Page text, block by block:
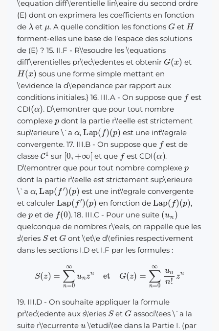
\'equation diff\'erentielle lin\'eaire du second ordre
(E) dont on exprimera les coefficients en fonction
de
λ
et . A quelle condition les fonctions
G
et
H
forment-elles une base de l’espace des solutions
de (E) ? 15. II.F - R\'esoudre les \'equations
diff\'erentielles pr\'ec\'edentes et obtenir
G( )
et
H(x)
sous une forme simple mettant en
\'evidence la d\'ependance par rapport aux
conditions initiales.} 16. III.A - On suppose que
est
CDI
( )
. D\'emontrer que pour tout nombre
complexe
p
dont la partie r\'eelle est strictement
sup\'erieure \`a
,
Lap( f) (p)
est une int\'egrale
convergente. 17. III.B - On suppose que
est de
classe
C1
sur
[0
et que
f
est CDI
( α)
.
D\'emontrer que pour tout nombre complexe
dont la partie r\'eelle est strictement sup\'erieure
\`a
,
Lap( f′)( p )
est une int\'egrale convergente
et calculer
Lap( f′) p )
en fonction de
Lap(f) (p )
,
de
et de
(0)
. 18. III.C - Pour une suite
(un)
quelconque de nombres r\'eels, on rappelle que les
s\'eries
S
et
G
ont \'et\'e d\'efinies respectivement
dans les sections I.D et I.F par les formules :
0 0∞
19. III.D - On souhaite appliquer la formule
pr\'ec\'edente aux s\'eries
S
et
G
associ\'ees \`a la
suite r\'ecurrente
\'etudi\'ee dans la Partie I. (par